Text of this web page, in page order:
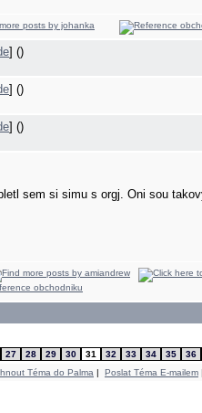
] ()
] ()
] ()
sem si simu s orgj. Oni sou
27 28 29 30 31 32 33 34 35 36
Téma do Palma | Poslat Téma E-mailem |